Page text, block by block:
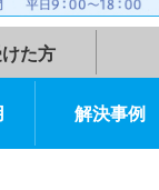
弁護士費用